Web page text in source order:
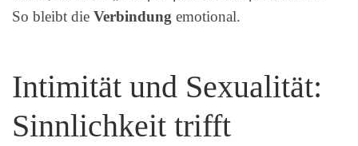
So bleibt die Verbindung emotional.
Intimität und Sexualität:
Sinnlichkeit trifft